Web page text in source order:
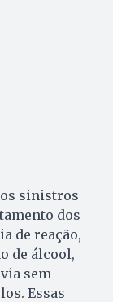
sinistros
dos
de reação,
de álcool,
sem
Essas